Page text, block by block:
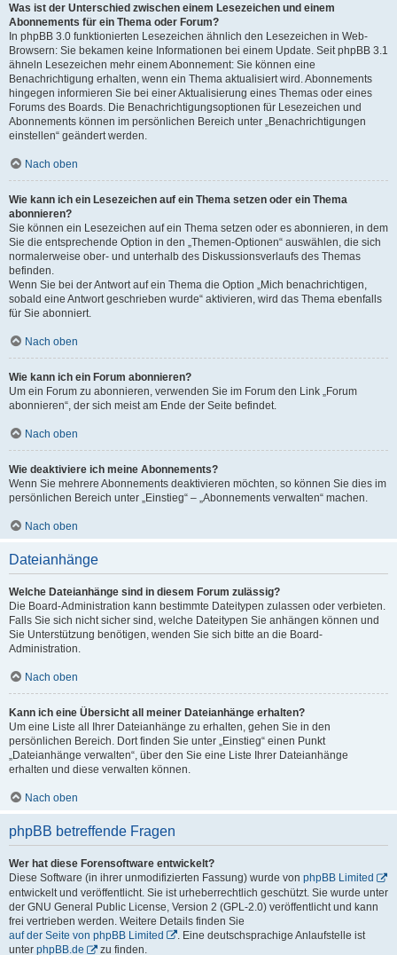
Was ist der Unterschied zwischen einem Lesezeichen und einem
Abonnements für ein Thema oder Forum?
In phpBB 3.0 funktionierten Lesezeichen ähnlich den Lesezeichen in Web-
Browsern: Sie bekamen keine Informationen bei einem Update. Seit phpBB 3.1
ähneln Lesezeichen mehr einem Abonnement: Sie können eine
Benachrichtigung erhalten, wenn ein Thema aktualisiert wird. Abonnements
hingegen informieren Sie bei einer Aktualisierung eines Themas oder eines
Forums des Boards. Die Benachrichtigungsoptionen für Lesezeichen und
Abonnements können im persönlichen Bereich unter „Benachrichtigungen
einstellen“ geändert werden.
Nach oben
Wie kann ich ein Lesezeichen auf ein Thema setzen oder ein Thema
abonnieren?
Sie können ein Lesezeichen auf ein Thema setzen oder es abonnieren, in dem
Sie die entsprechende Option in den „Themen-Optionen“ auswählen, die sich
normalerweise ober- und unterhalb des Diskussionsverlaufs des Themas
befinden.
Wenn Sie bei der Antwort auf ein Thema die Option „Mich benachrichtigen,
sobald eine Antwort geschrieben wurde“ aktivieren, wird das Thema ebenfalls
für Sie abonniert.
Nach oben
Wie kann ich ein Forum abonnieren?
Um ein Forum zu abonnieren, verwenden Sie im Forum den Link „Forum
abonnieren“, der sich meist am Ende der Seite befindet.
Nach oben
Wie deaktiviere ich meine Abonnements?
Wenn Sie mehrere Abonnements deaktivieren möchten, so können Sie dies im
persönlichen Bereich unter „Einstieg“ – „Abonnements verwalten“ machen.
Nach oben
Dateianhänge
Welche Dateianhänge sind in diesem Forum zulässig?
Die Board-Administration kann bestimmte Dateitypen zulassen oder verbieten.
Falls Sie sich nicht sicher sind, welche Dateitypen Sie anhängen können und
Sie Unterstützung benötigen, wenden Sie sich bitte an die Board-
Administration.
Nach oben
Kann ich eine Übersicht all meiner Dateianhänge erhalten?
Um eine Liste all Ihrer Dateianhänge zu erhalten, gehen Sie in den
persönlichen Bereich. Dort finden Sie unter „Einstieg“ einen Punkt
„Dateianhänge verwalten“, über den Sie eine Liste Ihrer Dateianhänge
erhalten und diese verwalten können.
Nach oben
phpBB betreffende Fragen
Wer hat diese Forensoftware entwickelt?
Diese Software (in ihrer unmodifizierten Fassung) wurde von phpBB Limited
entwickelt und veröffentlicht. Sie ist urheberrechtlich geschützt. Sie wurde unter
der GNU General Public License, Version 2 (GPL-2.0) veröffentlicht und kann
frei vertrieben werden. Weitere Details finden Sie
auf der Seite von phpBB Limited
. Eine deutschsprachige Anlaufstelle ist
unter phpBB.de zu finden.